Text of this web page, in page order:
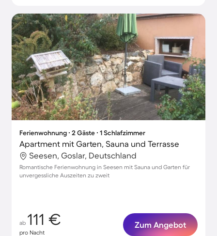
Ferienwohnung ∙ 2 Gäste ∙ 1 Schlafzimmer
Apartment mit Garten, Sauna und Terrasse
Seesen, Goslar, Deutschland
Romantische Ferienwohnung in Seesen mit Sauna und Garten für
unvergessliche Auszeiten zu zweit
ab 111 €
pro Nacht
Zum Angebot